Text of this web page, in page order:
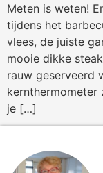
Meten is weten!
tijdens het
vlees, de juiste
mooie dikke
rauw geserveerd
kernthermometer
je […]